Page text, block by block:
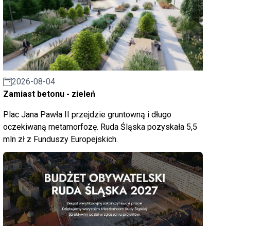
2026-08-04
Zamiast betonu - zieleń
Plac Jana Pawła II przejdzie gruntowną i długo
oczekiwaną metamorfozę. Ruda Śląska pozyskała 5,5
mln zł z Funduszy Europejskich.